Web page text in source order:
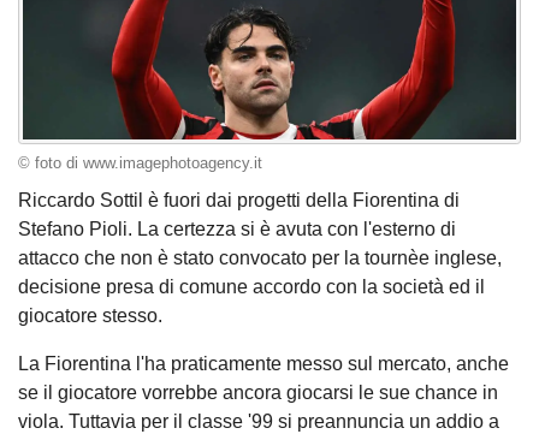
© foto di www.imagephotoagency.it
Riccardo Sottil è fuori dai progetti della Fiorentina di
Stefano Pioli. La certezza si è avuta con l'esterno di
attacco che non è stato convocato per la tournèe inglese,
decisione presa di comune accordo con la società ed il
giocatore stesso.
La Fiorentina l'ha praticamente messo sul mercato, anche
se il giocatore vorrebbe ancora giocarsi le sue chance in
viola. Tuttavia per il classe '99 si preannuncia un addio a